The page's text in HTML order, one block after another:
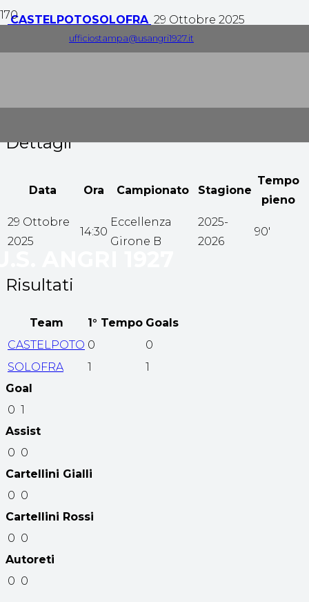
ufficiostampa@usangri1927.it
CASTELPOTOSOLOFRA 29 Ottobre 2025
Dettagli
Data Ora Campionato Stagione
Tempo
pieno
29 Ottobre
2025
14:30
Eccellenza
Girone B
2025-
2026
90'
Risultati
Team 1° Tempo Goals
CASTELPOTO 0
0
SOLOFRA
1
1
Goal
0 1
Assist
0 0
Cartellini Gialli
0 0
Cartellini Rossi
0 0
Autoreti
0 0